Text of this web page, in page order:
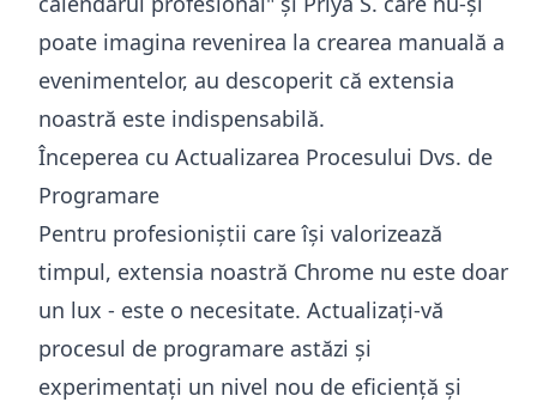
poate imagina revenirea la crearea manuală a
evenimentelor, au descoperit că extensia
noastră este indispensabilă.
Începerea cu Actualizarea Procesului Dvs. de
Programare
Pentru profesioniștii care își valorizează
timpul, extensia noastră Chrome nu este doar
un lux - este o necesitate. Actualizați-vă
procesul de programare astăzi și
experimentați un nivel nou de eficiență și